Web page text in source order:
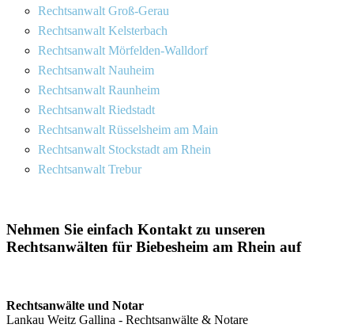
Rechtsanwalt Groß-Gerau
Rechtsanwalt Kelsterbach
Rechtsanwalt Mörfelden-Walldorf
Rechtsanwalt Nauheim
Rechtsanwalt Raunheim
Rechtsanwalt Riedstadt
Rechtsanwalt Rüsselsheim am Main
Rechtsanwalt Stockstadt am Rhein
Rechtsanwalt Trebur
Nehmen Sie einfach Kontakt zu unseren
Rechtsanwälten für Biebesheim am Rhein auf
Rechtsanwälte und Notar
Lankau Weitz Gallina - Rechtsanwälte & Notare